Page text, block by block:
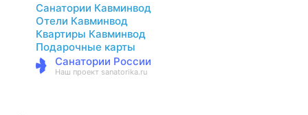
Санатории Кавминвод
Отели Кавминвод
Квартиры Кавминвод
Подарочные карты
Санатории России
Наш проект sanatorika.ru